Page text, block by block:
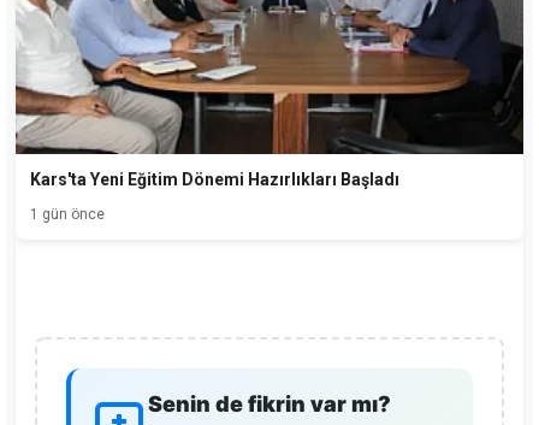
Kars'ta Yeni Eğitim Dönemi Hazırlıkları Başladı
1 gün önce
Senin de fikrin var mı?